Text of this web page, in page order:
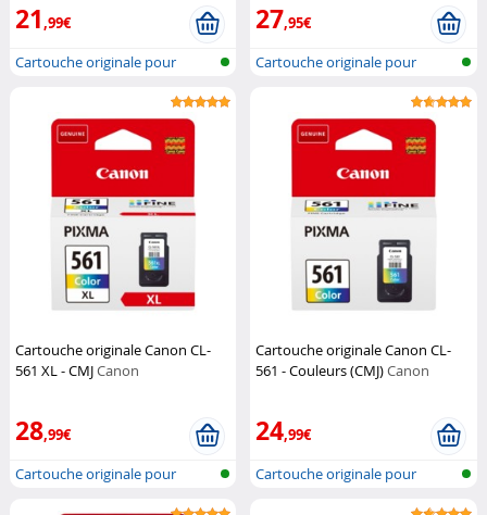
21,99€
Cartouche originale pour
27,95€
Cartouche originale pour
Cartouche originale Canon CL-
561 XL - CMJCanon
28,99€
Cartouche originale pour
Cartouche originale Canon CL-
561 - Couleurs (CMJ)Canon
24,99€
Cartouche originale pour